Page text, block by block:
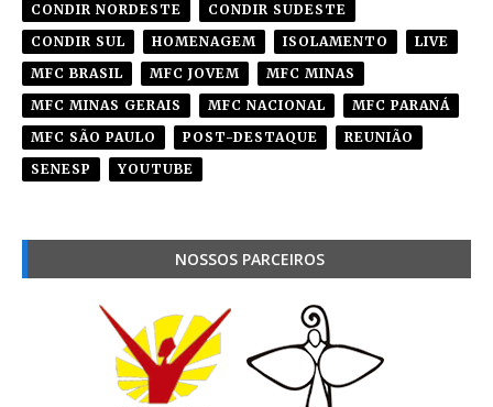
CONDIR NORDESTE
CONDIR SUDESTE
CONDIR SUL
HOMENAGEM ISOLAMENTO
LIVE
MFC BRASIL
MFC JOVEM
MFC MINAS
MFC MINAS GERAIS
MFC NACIONAL
MFC PARANÁ
MFC SÃO PAULO
POST-DESTAQUE
REUNIÃO
SENESP
YOUTUBE
NOSSOS PARCEIROS